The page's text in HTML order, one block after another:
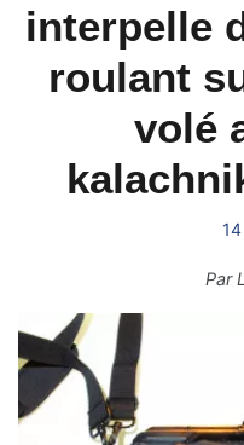
interpelle
roulant
volé
Par